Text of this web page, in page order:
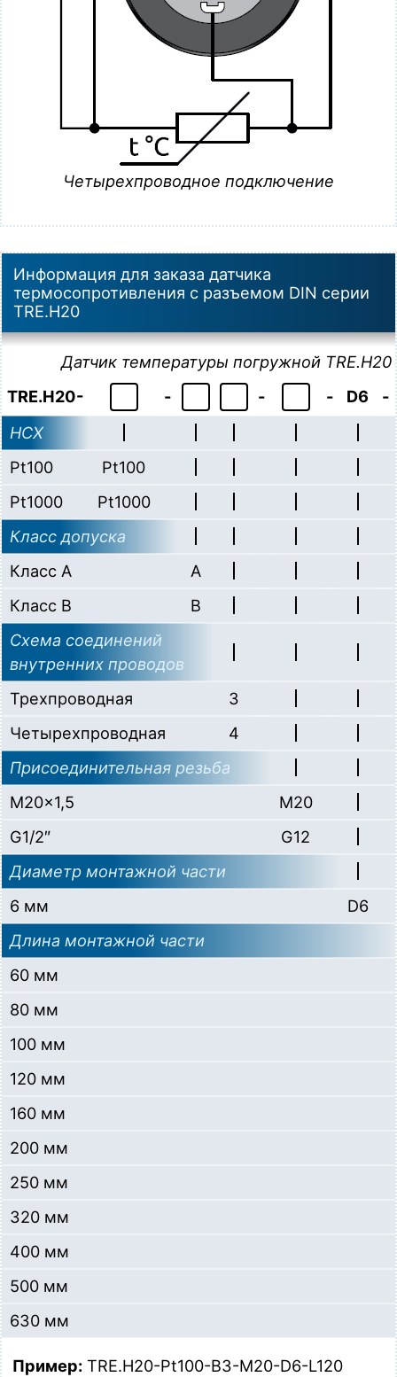
Четырехпроводное подключение
Информация для заказа датчика
термосопротивления c разъемом DIN серии
TRE.H20
Датчик температуры погружной TRE.H20
TRE.H20-
- - - D6
-
НСХ
Pt100
Pt100
Pt1000
Pt1000
Класс допуска
Класс A
A
Класс B
B
Схема соединений
внутренних проводов
Трехпроводная
3
Четырехпроводная
4
Присоединительная резьба
M20x1,5
M20
G1/2″
G12
Диаметр монтажной части
6 мм
D6
Длина монтажной части
60 мм
80 мм
100 мм
120 мм
160 мм
200 мм
250 мм
320 мм
400 мм
500 мм
630 мм
Пример: TRE.H20-Pt100-B3-M20-D6-L120